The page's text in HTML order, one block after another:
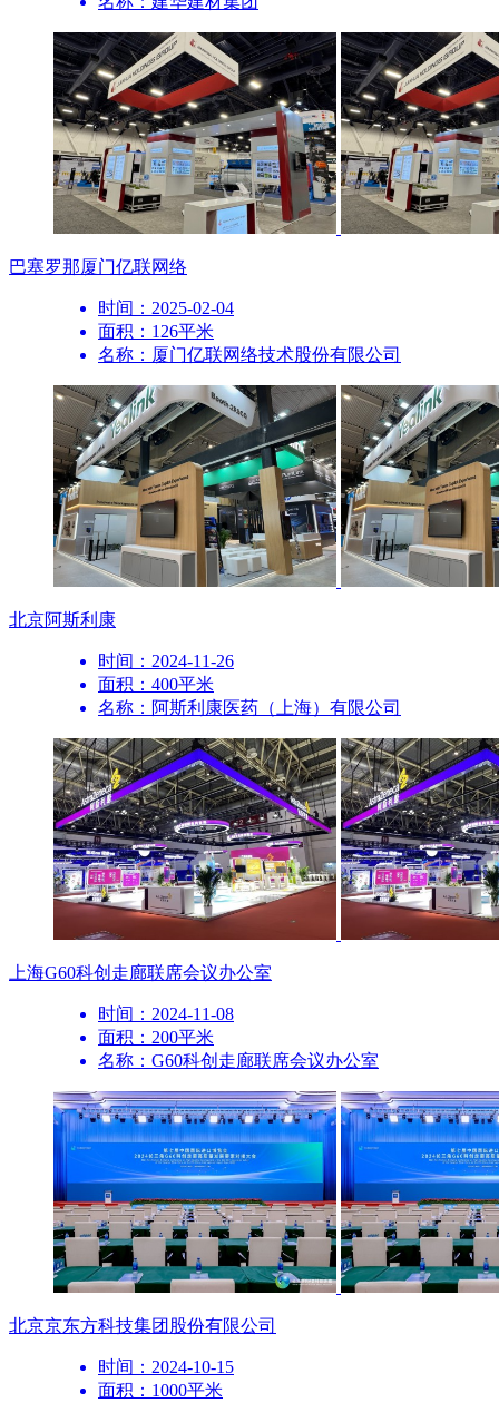
巴塞罗那厦门亿联网络
时间：2025-02-04
面积：126平米
名称：厦门亿联网络技术股份有限公司
北京阿斯利康
时间：2024-11-26
面积：400平米
名称：阿斯利康医药（上海）有限公司
上海G60科创走廊联席会议办公室
时间：2024-11-08
面积：200平米
名称：G60科创走廊联席会议办公室
北京京东方科技集团股份有限公司
时间：2024-10-15
面积：1000平米